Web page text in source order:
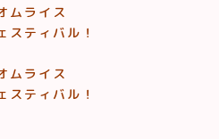
ムライス
ティバル！
ムライス
ティバル！